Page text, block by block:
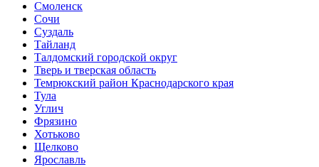
Смоленск
Сочи
Суздаль
Тайланд
Талдомский городской округ
Тверь и тверская область
Темрюкский район Краснодарского края
Тула
Углич
Фрязино
Хотьково
Щелково
Ярославль